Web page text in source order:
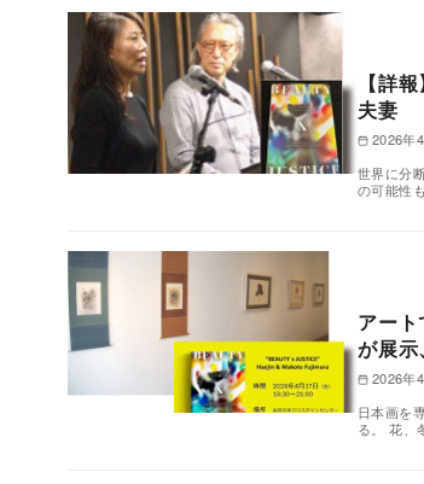
【詳
夫妻
2026年
世界に分
の可能性
アー
が展示
2026年
日本画を
る。 花、